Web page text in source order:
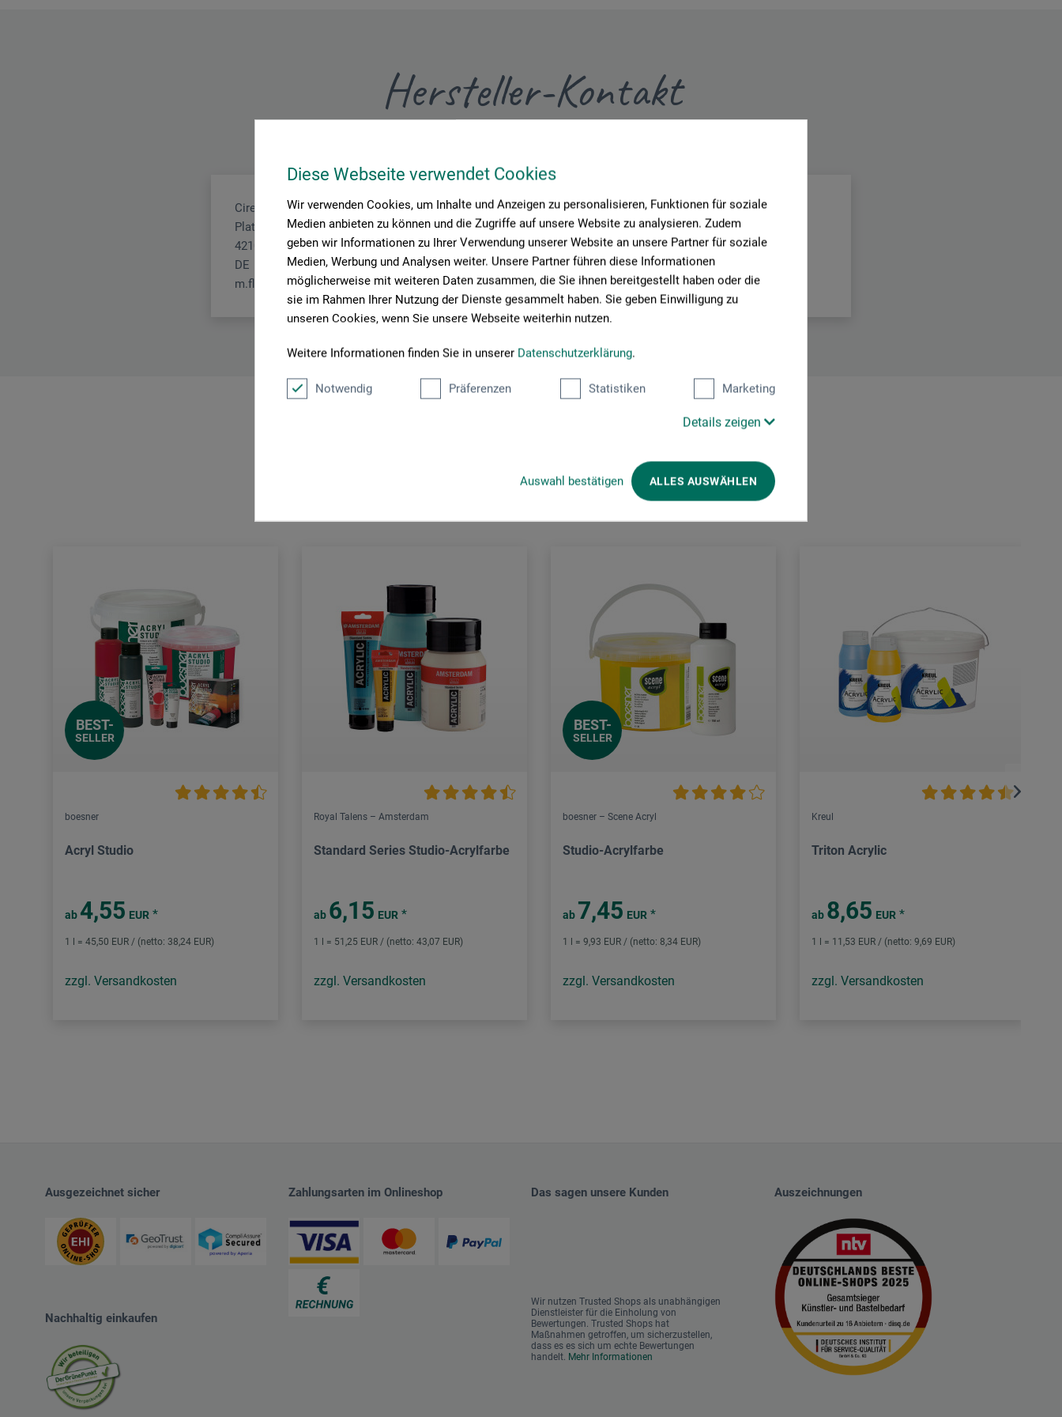
Diese Webseite verwendet Cookies
Wir verwenden Cookies, um Inhalte und Anzeigen zu personalisieren, Funktionen für soziale
Medien anbieten zu können und die Zugriffe auf unsere Website zu analysieren. Zudem
geben wir Informationen zu Ihrer Verwendung unserer Website an unsere Partner für soziale
Medien, Werbung und Analysen weiter. Unsere Partner führen diese Informationen
möglicherweise mit weiteren Daten zusammen, die Sie ihnen bereitgestellt haben oder die
sie im Rahmen Ihrer Nutzung der Dienste gesammelt haben. Sie geben Einwilligung zu
unseren Cookies, wenn Sie unsere Webseite weiterhin nutzen.
Weitere Informationen finden Sie in unserer Datenschutzerklärung.
Notwendig Präferenzen Statistiken Marketing
Details zeigen
Auswahl bestätigen ALLES AUSWÄHLEN
Hersteller-Kontakt
Ciret GmbH
Platz der Republik 6 - 8
42107 Wuppertal
DE
m.flenner@ciret.eu
Kunden kauften auch
BEST-
SELLER
boesner
Acryl Studio
ab 4,55 EUR *
1 l = 45,50 EUR / (netto: 38,24 EUR)
zzgl. Versandkosten
Royal Talens – Amsterdam
Standard Series Studio-Acrylfarbe
ab 6,15 EUR *
1 l = 51,25 EUR / (netto: 43,07 EUR)
zzgl. Versandkosten
BEST-
SELLER
boesner – Scene Acryl
Studio-Acrylfarbe
ab 7,45 EUR *
1 l = 9,93 EUR / (netto: 8,34 EUR)
zzgl. Versandkosten
Kreul
Triton Acrylic
ab 8,65 EUR *
1 l = 11,53 EUR / (netto: 9,69 EUR)
zzgl. Versandkosten
Ausgezeichnet sicher
Nachhaltig einkaufen
Zahlungsarten im Onlineshop Das sagen unsere Kunden
Wir nutzen Trusted Shops als unabhängigen
Dienstleister für die Einholung von
Bewertungen. Trusted Shops hat
Maßnahmen getroffen, um sicherzustellen,
dass es es sich um echte Bewertungen
handelt. Mehr Informationen
Auszeichnungen